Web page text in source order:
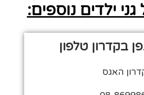
ילדים נוספים:
בקדרון טלפון
האגס